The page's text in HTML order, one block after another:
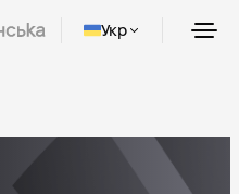
Укр